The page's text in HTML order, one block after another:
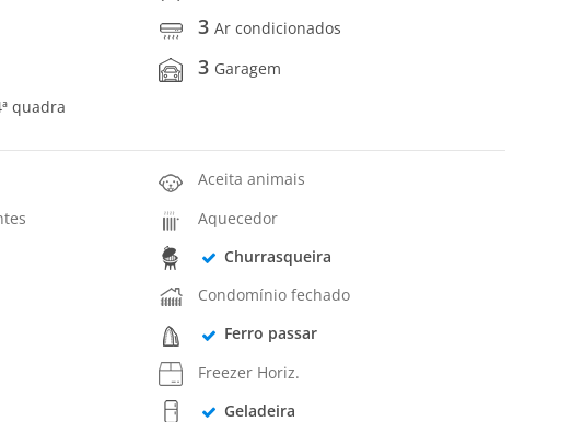
3Ar condicionados
3 Garagem
quadra
Aceita animais
Aquecedor
Churrasqueira
Condomínio fechado
Ferro passar
Freezer Horiz.
Geladeira